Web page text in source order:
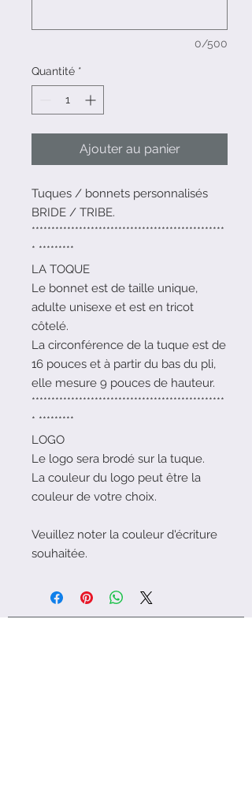
0/500
Quantité *
Ajouter au panier
Tuques / bonnets personnalisés
BRIDE / TRIBE.
*************************************************
* *********
LA TOQUE
Le bonnet est de taille unique,
adulte unisexe et est en tricot
côtelé.
La circonférence de la tuque est de
16 pouces et à partir du bas du pli,
elle mesure 9 pouces de hauteur.
*************************************************
* *********
LOGO
Le logo sera brodé sur la tuque.
La couleur du logo peut être la
couleur de votre choix.
Veuillez noter la couleur d'écriture
souhaitée.